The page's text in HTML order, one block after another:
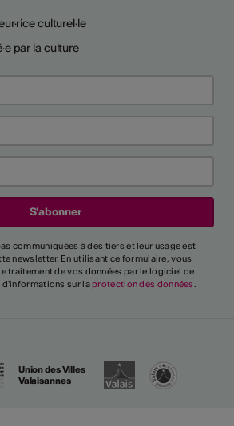
culturel·le
par la culture
communiquées à des tiers et leur usage est
newsletter. En utilisant ce formulaire, vous
traitement de vos données par le logiciel de
d'informations sur la protection des données.
Union des Villes
Valaisannes